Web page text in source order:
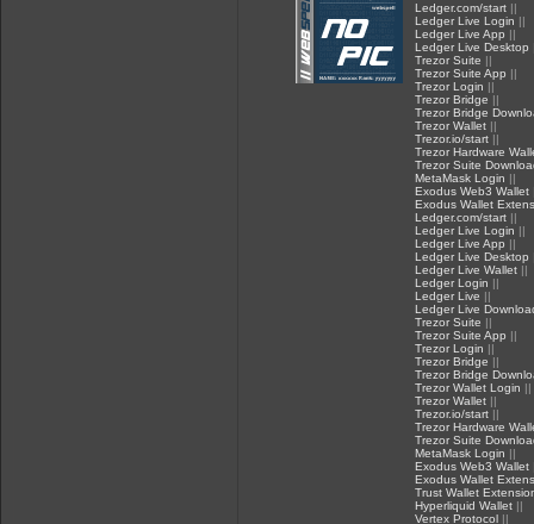
Ledger.com/start ||
Ledger Live Login ||
Ledger Live App ||
Ledger Live Desktop
Trezor Suite ||
Trezor Suite App ||
Trezor Login ||
Trezor Bridge ||
Trezor Bridge
Trezor Wallet ||
Trezor.io/start ||
Trezor Hardware
Trezor Suite
MetaMask Login ||
Exodus Web3 Wallet
Exodus Wallet
Ledger.com/start ||
Ledger Live Login ||
Ledger Live App ||
Ledger Live Desktop
Ledger Live Wallet ||
Ledger Login ||
Ledger Live ||
Ledger Live
Trezor Suite ||
Trezor Suite App ||
Trezor Login ||
Trezor Bridge ||
Trezor Bridge
Trezor Wallet Login ||
Trezor Wallet ||
Trezor.io/start ||
Trezor Hardware
Trezor Suite
MetaMask Login ||
Exodus Web3 Wallet
Exodus Wallet
Trust Wallet
Hyperliquid Wallet ||
Vertex Protocol ||